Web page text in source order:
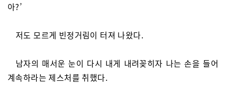
아?’
저도 모르게 빈정거림이 터져 나왔다.
남자의 매서운 눈이 다시 내게 내려꽂히자 나는 손을 들어
계속하라는 제스처를 취했다.